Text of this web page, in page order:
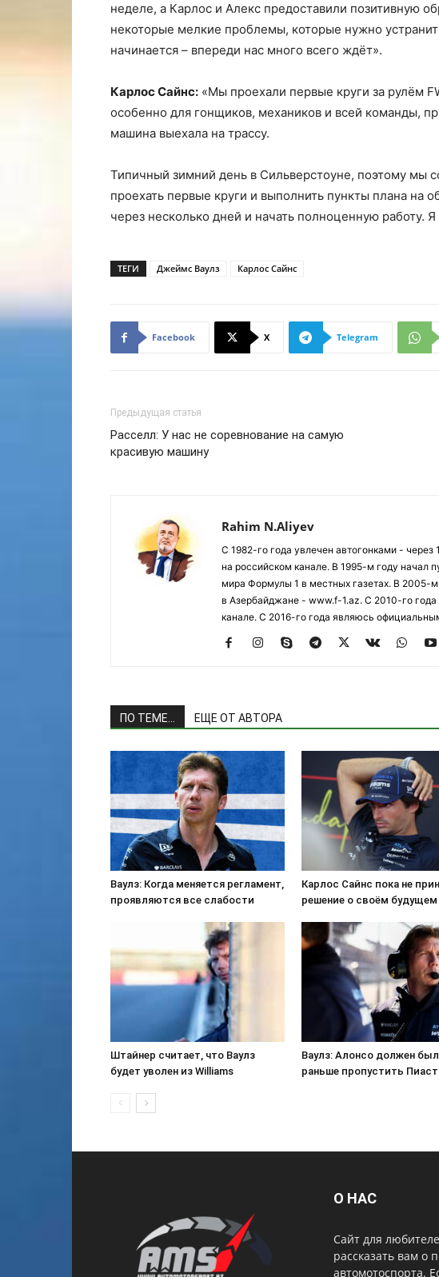
неделе, а Карлос и Алекс предоставили позитивную
некоторые мелкие проблемы, которые нужно
начинается – впереди нас много всего ждёт».
Карлос Сайнс: «Мы проехали первые круги за рулём
особенно для гонщиков, механиков и всей команды,
машина выехала на трассу.
Типичный зимний день в Сильверстоуне, поэтому мы
проехать первые круги и выполнить пункты плана на
через несколько дней и начать полноценную работу.
ТЕГИ Джеймс Ваулз Карлос Сайнс
Facebook X Telegram
Предыдущая статья
Расселл: У нас не соревнование на самую
красивую машину
Rahim N.Aliyev
С 1982-го года увлечен автогонками -
на российском канале. В 1995-м году начал
мира Формулы 1 в местных газетах. В 2005-
в Азербайджане - www.f-1.az. С 2010-го
канале. С 2016-го года являюсь
ПО ТЕМЕ... ЕЩЕ ОТ АВТОРА
Ваулз: Когда меняется регламент,
проявляются все слабости
Карлос Сайнс пока не
решение о своём будущем
Штайнер считает, что Ваулз
будет уволен из Williams
Ваулз: Алонсо должен был
раньше пропустить
О НАС
Сайт для
рассказать вам о
автомотоспорта.